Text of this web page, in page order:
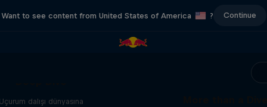
Want to see content from United States of America ? Continue
Uçurum dalışı dünyasına